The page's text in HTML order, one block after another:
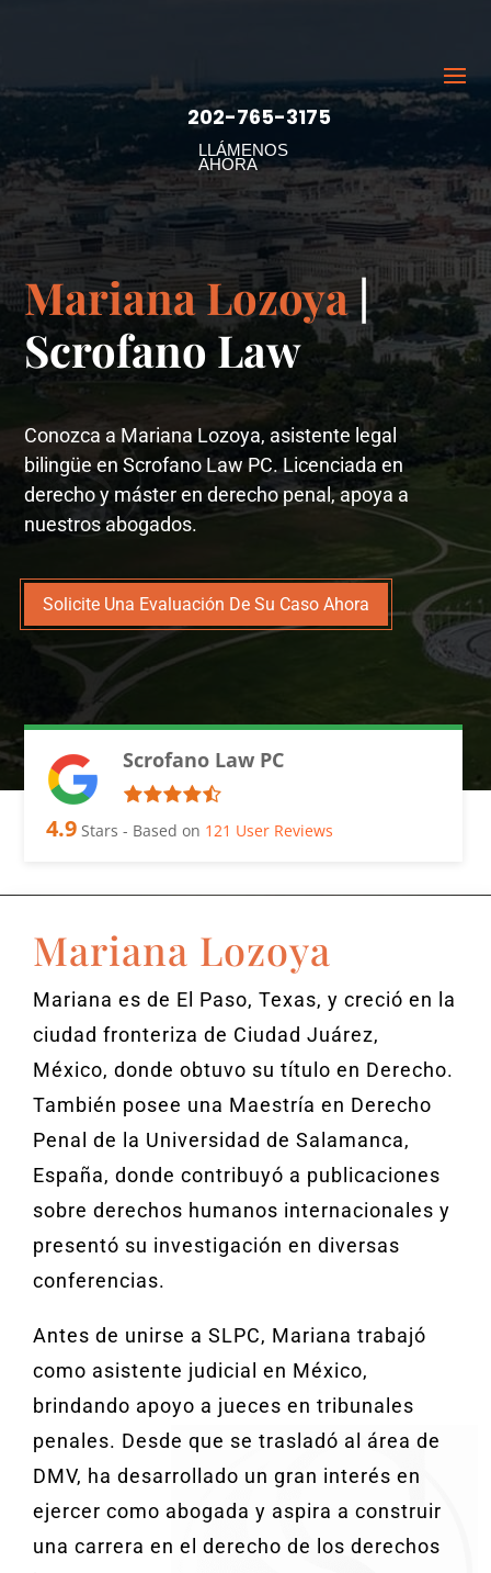
202-765-3175
LLÁMENOS
AHORA
Mariana Lozoya|
Scrofano Law
Conozca a Mariana Lozoya, asistente legal
bilingüe en Scrofano Law PC. Licenciada en
derecho y máster en derecho penal, apoya a
nuestros abogados.
Solicite Una Evaluación De Su Caso Ahora
Scrofano Law PC
4.9 Stars - Based on 121 User Reviews
Mariana Lozoya
Mariana es de El Paso, Texas, y creció en la
ciudad fronteriza de Ciudad Juárez,
México, donde obtuvo su título en Derecho.
También posee una Maestría en Derecho
Penal de la Universidad de Salamanca,
España, donde contribuyó a publicaciones
sobre derechos humanos internacionales y
presentó su investigación en diversas
conferencias.
Antes de unirse a SLPC, Mariana trabajó
como asistente judicial en México,
brindando apoyo a jueces en tribunales
penales. Desde que se trasladó al área de
DMV, ha desarrollado un gran interés en
ejercer como abogada y aspira a construir
una carrera en el derecho de los derechos